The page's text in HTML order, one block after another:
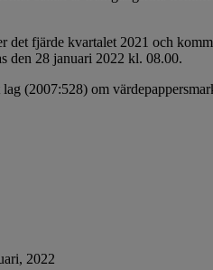
fjärde kvartalet 2021 och
den 28 januari 2022 kl. 08.00.
(2007:528) om
2022